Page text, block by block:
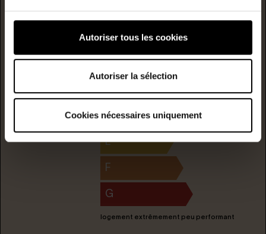
Autoriser tous les cookies
Autoriser la sélection
Cookies nécessaires uniquement
kgCO2/m²/année A
B
C
D
E
F
G
logement extrêmement peu performant